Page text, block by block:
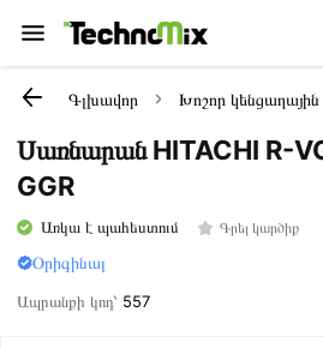
Գլխավոր Խոշոր
Սառնարան HITACHI R-
GGR
Առկա է պահեստում Գրել կարծիք
Օրիգինալ
Ապրանքի կոդ՝ 557